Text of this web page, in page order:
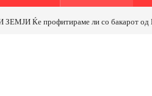
профитираме ли со бакарот од